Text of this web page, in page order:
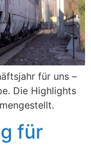
für uns –
Die Highlights
für